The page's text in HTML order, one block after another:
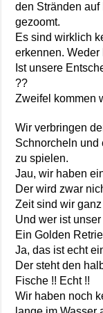
den Stränden
gezoomt.
Es sind wirklich
erkennen.
Ist unsere
??
Zweifel kommen
Wir verbringen
Schnorcheln und
zu spielen.
Jau, wir haben
Der wird zwar
Zeit sind wir ganz
Und wer ist
Ein Golden
Ja, das ist echt
Der steht den
Fische !! Echt !!
Wir haben noch